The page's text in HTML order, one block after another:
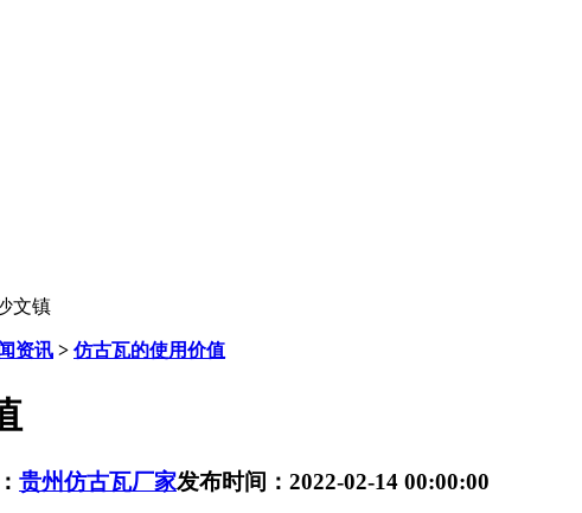
文镇
资讯 > 仿古瓦的使用价值
贵州仿古瓦厂家发布时间：2022-02-14 00:00:00